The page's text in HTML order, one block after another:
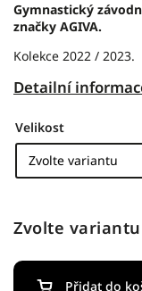
Gymnastický
značky AGIVA.
Kolekce 2022 / 2023.
Detailní
Velikost
Zvolte variantu
Přidat do